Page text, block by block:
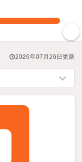
2026年07月26日更新